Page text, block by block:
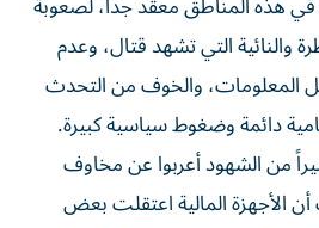
والنائية التي تشهد قتال، وعدم
المعلومات، والخوف من التحدث
دائمة وضغوط سياسية كبيرة.
من الشهود أعربوا عن مخاوف
الأجهزة المالية اعتقلت بعض